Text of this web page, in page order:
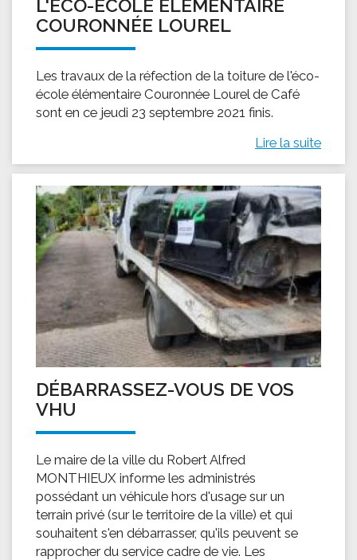
L'ÉCO-ÉCOLE ÉLÉMENTAIRE
COURONNÉE LOUREL
Les travaux de la réfection de la toiture de l'éco-
école élémentaire Couronnée Lourel de Café
sont en ce jeudi 23 septembre 2021 finis.
Lire la suite
DÉBARRASSEZ-VOUS DE VOS
VHU
Le maire de la ville du Robert Alfred
MONTHIEUX informe les administrés
possédant un véhicule hors d'usage sur un
terrain privé (sur le territoire de la ville) et qui
souhaitent s'en débarrasser, qu'ils peuvent se
rapprocher du service cadre de vie. Les